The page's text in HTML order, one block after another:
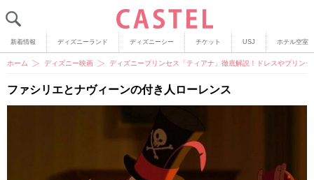
新着情報 ディズニーランド ディズニーシー チケット USJ ホテル空室
ホーム ディズニー映画 ディズニープリンセス「ティアナ」徹底解説！ドレスやプリン
ファシリエとナヴィーンの付き人ローレンス